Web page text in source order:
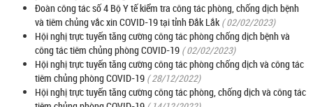
Đoàn công tác số 4 Bộ Y tế kiểm tra công tác phòng, chống dịch bệnh
và tiêm chủng vắc xin COVID-19 tại tỉnh Đắk Lắk ( 02/02/2023)
Hội nghị trực tuyến tăng cường công tác phòng chống dịch bệnh và
công tác tiêm chủng phòng COVID-19 ( 02/02/2023)
Hội nghị trực tuyến tăng cường công tác phòng chống dịch và công tác
tiêm chủng phòng COVID-19 ( 28/12/2022)
Hội nghị trực tuyến tăng cường công tác phòng, chống dịch và công tác